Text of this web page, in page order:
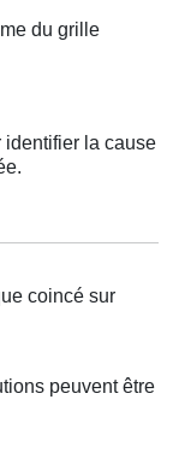
du grille
identifier la cause
coincé sur
peuvent être